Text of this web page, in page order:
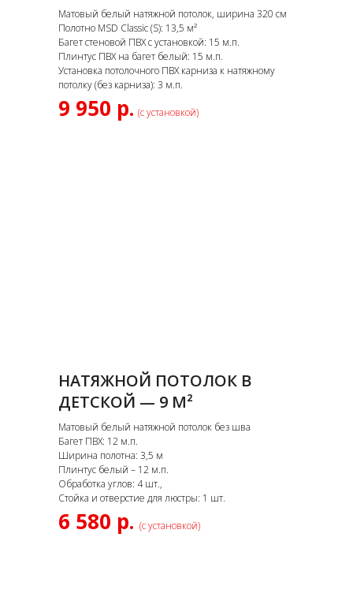
Матовый белый натяжной потолок, ширина 320 см
Полотно MSD Classic (S): 13,5 м²
Багет стеновой ПВХ с установкой: 15 м.п.
Плинтус ПВХ на багет белый: 15 м.п.
Установка потолочного ПВХ карниза к натяжному
потолку (без карниза): 3 м.п.
9 950 р. (с установкой)
НАТЯЖНОЙ ПОТОЛОК В
ДЕТСКОЙ — 9 М²
Матовый белый натяжной потолок без шва
Багет ПВХ: 12 м.п.
Ширина полотна: 3,5 м
Плинтус белый – 12 м.п.
Обработка углов: 4 шт.,
Стойка и отверстие для люстры: 1 шт.
6 580 р. (с установкой)